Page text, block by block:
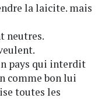
la laicite. mais
neutres.
pays qui interdit
comme bon lui
toutes les